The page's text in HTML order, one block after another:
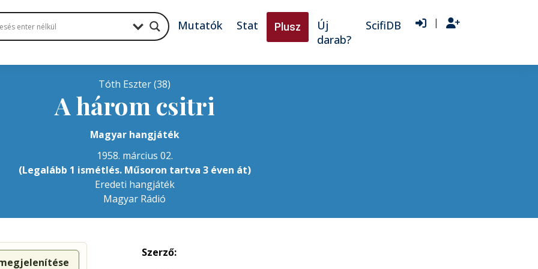
Mutatók Stat Plusz
Új
darab?
ScifiDB |
Tóth Eszter (38)
A három csitri
Magyar hangjáték
1958. március 02.
(Legalább 1 ismétlés. Műsoron tartva 3 éven át)
Eredeti hangjáték
Magyar Rádió
Szerző: